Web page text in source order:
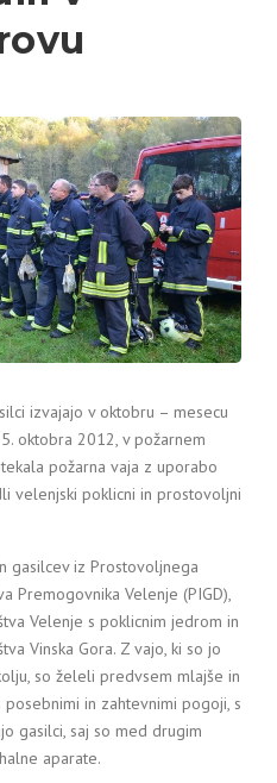
izvajajo v oktobru – mesecu
oktobra 2012, v požarnem
požarna vaja z uporabo
velenjski poklicni in prostovoljni
gasilcev iz Prostovoljnega
Premogovnika Velenje (PIGD),
Velenje s poklicnim jedrom in
Vinska Gora. Z vajo, ki so jo
so želeli predvsem mlajše in
in zahtevnimi pogoji, s
gasilci, saj so med drugim
aparate.